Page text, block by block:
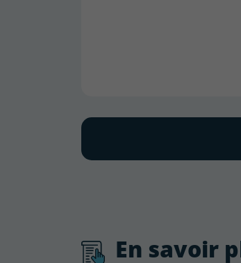
En savoir